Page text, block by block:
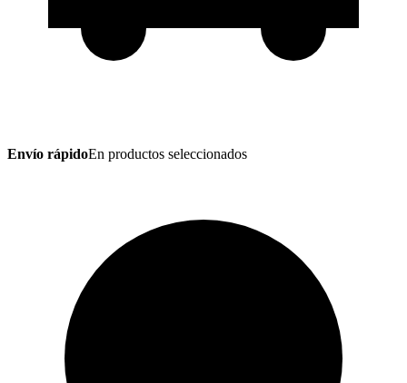
Envío rápidoEn productos seleccionados